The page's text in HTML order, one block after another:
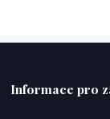
Informace pro